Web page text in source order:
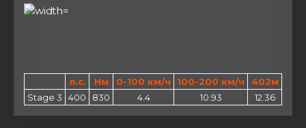
л.с. Нм 0-100 км/ч 100-200 км/ч
402м
Stage 3
400 830 4.4 10.93 12.36